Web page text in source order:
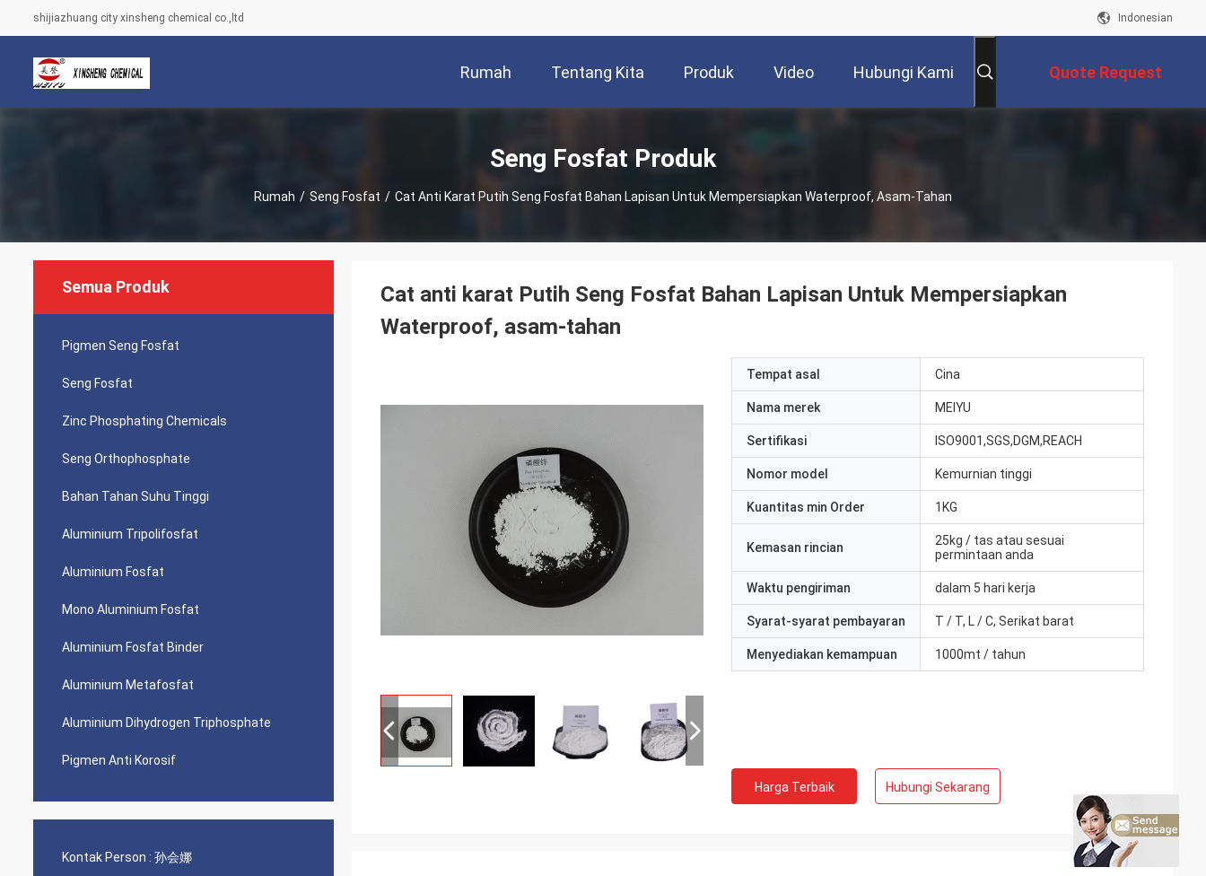
shijiazhuang city xinsheng chemical co.,ltd Indonesian
Rumah Tentang Kita Produk Video Hubungi Kami Quote Request
Seng Fosfat Produk
Rumah / Seng Fosfat / Cat Anti Karat Putih Seng Fosfat Bahan Lapisan Untuk Mempersiapkan Waterproof, Asam-Tahan
Semua Produk
Pigmen Seng Fosfat
Seng Fosfat
Zinc Phosphating Chemicals
Seng Orthophosphate
Bahan Tahan Suhu Tinggi
Aluminium Tripolifosfat
Aluminium Fosfat
Mono Aluminium Fosfat
Aluminium Fosfat Binder
Aluminium Metafosfat
Aluminium Dihydrogen Triphosphate
Pigmen Anti Korosif
Kontak Person : 孙会娜
Cat anti karat Putih Seng Fosfat Bahan Lapisan Untuk Mempersiapkan
Waterproof, asam-tahan
Tempat asal Cina
Nama merek MEIYU
Sertifikasi ISO9001,SGS,DGM,REACH
Nomor model Kemurnian tinggi
Kuantitas min Order 1KG
Kemasan rincian
25kg / tas atau sesuai
permintaan anda
Waktu pengiriman dalam 5 hari kerja
Syarat-syarat pembayaran T / T, L / C, Serikat barat
Menyediakan kemampuan 1000mt / tahun
Harga Terbaik Hubungi Sekarang